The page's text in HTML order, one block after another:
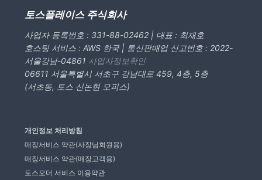
토스플레이스 주식회사
사업자 등록번호 : 331-88-02462 | 대표 : 최재호
호스팅 서비스 : AWS 한국 | 통신판매업 신고번호 : 2022-
서울강남-04861 사업자정보확인
06611 서울특별시 서초구 강남대로 459, 4층, 5층
(서초동, 토스 신논현 오피스)
개인정보 처리방침
매장서비스 약관(사장님회원용)
매장서비스 약관(매장고객용)
토스오더 서비스 이용약관